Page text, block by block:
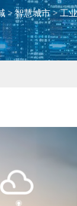
>智慧城市>工